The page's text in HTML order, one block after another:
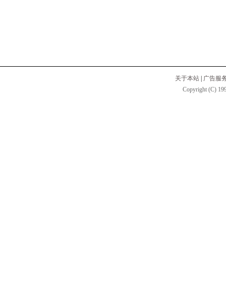
关于本站
广告服
Copyright (C)